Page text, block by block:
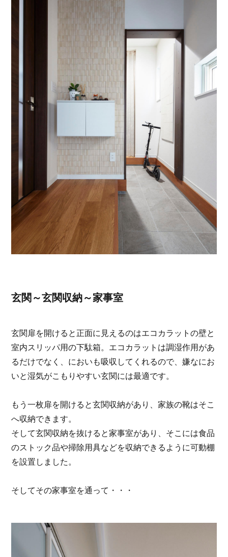
玄関～玄関収納～家事室
玄関扉を開けると正面に見えるのはエコカラットの壁と
室内スリッパ用の下駄箱。エコカラットは調湿作用があ
るだけでなく、においも吸収してくれるので、嫌なにお
いと湿気がこもりやすい玄関には最適です。
もう一枚扉を開けると玄関収納があり、家族の靴はそこ
へ収納できます。
そして玄関収納を抜けると家事室があり、そこには食品
のストック品や掃除用具などを収納できるように可動棚
を設置しました。
そしてその家事室を通って・・・